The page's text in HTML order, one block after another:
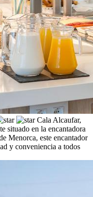
Cala Alcaufar,
situado en la encantadora
Menorca, este encantador
y conveniencia a todos